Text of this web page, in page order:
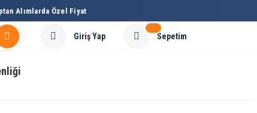
Alımlarda Özel Fiyat
Giriş Yap Sepetim